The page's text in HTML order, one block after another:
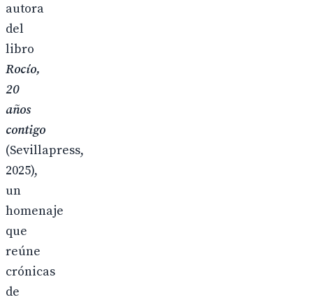
autora
del
libro
Rocío,
20
años
contigo
(Sevillapress,
2025),
un
homenaje
que
reúne
crónicas
de